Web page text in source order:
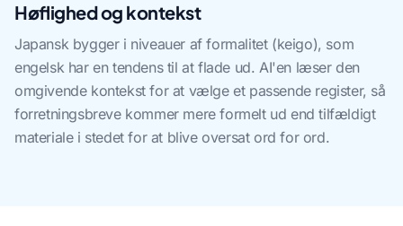
Høflighed og kontekst
Japansk bygger i niveauer af formalitet (keigo), som
engelsk har en tendens til at flade ud. AI'en læser den
omgivende kontekst for at vælge et passende register, så
forretningsbreve kommer mere formelt ud end tilfældigt
materiale i stedet for at blive oversat ord for ord.